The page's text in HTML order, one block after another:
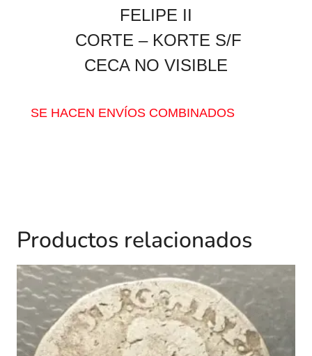
FELIPE II
CORTE – KORTE S/F
CECA NO VISIBLE
SE HACEN ENVÍOS COMBINADOS
Productos relacionados